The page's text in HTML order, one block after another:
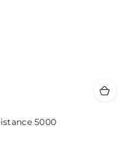
5000